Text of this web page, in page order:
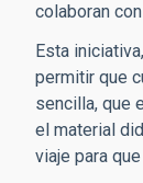
colaboran
Esta
permitir que
sencilla, que
el material
viaje para